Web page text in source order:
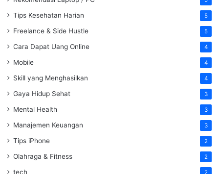
Tips Kesehatan Harian 5
Freelance & Side Hustle 5
Cara Dapat Uang Online 4
Mobile 4
Skill yang Menghasilkan 4
Gaya Hidup Sehat 3
Mental Health 3
Manajemen Keuangan 3
Tips iPhone 2
Olahraga & Fitness 2
tech